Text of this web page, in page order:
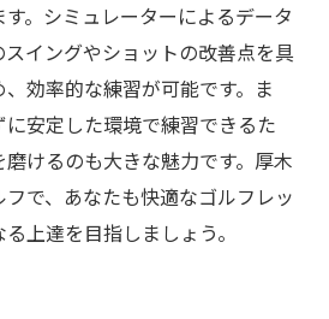
。シミュレーターによるデータ
イングやショットの改善点を具
効率的な練習が可能です。ま
安定した環境で練習できるた
けるのも大きな魅力です。厚木
で、あなたも快適なゴルフレッ
上達を目指しましょう。